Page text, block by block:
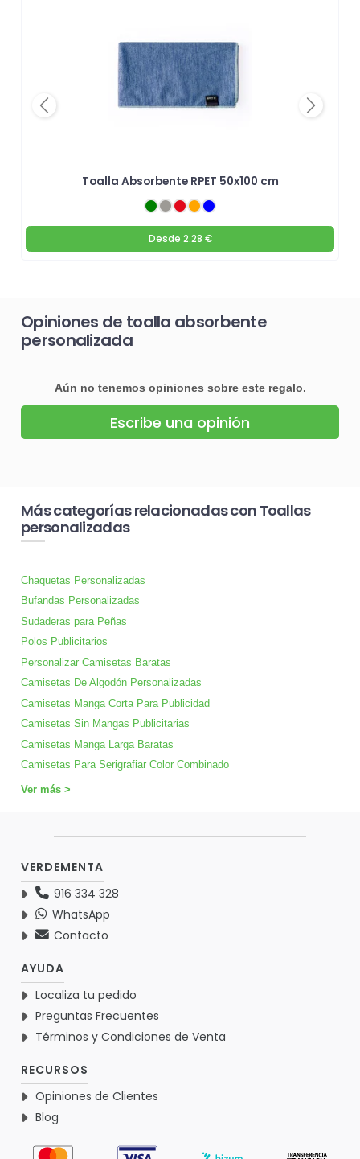
Toalla Absorbente RPET 50x100 cm
Desde 2.28 €
Previous Next
Opiniones de toalla absorbente
personalizada
Aún no tenemos opiniones sobre este regalo.
Escribe una opinión
Más categorías relacionadas con Toallas
personalizadas
Chaquetas Personalizadas
Bufandas Personalizadas
Sudaderas para Peñas
Polos Publicitarios
Personalizar Camisetas Baratas
Camisetas De Algodón Personalizadas
Camisetas Manga Corta Para Publicidad
Camisetas Sin Mangas Publicitarias
Camisetas Manga Larga Baratas
Camisetas Para Serigrafiar Color Combinado
Ver más >
VERDEMENTA
916 334 328
WhatsApp
Contacto
AYUDA
Localiza tu pedido
Preguntas Frecuentes
Términos y Condiciones de Venta
RECURSOS
Opiniones de Clientes
Blog